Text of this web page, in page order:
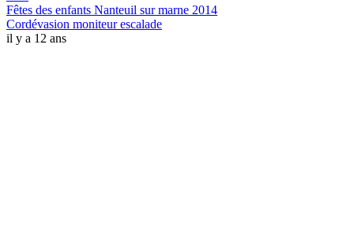
Fêtes des enfants Nanteuil sur marne 2014
Cordévasion moniteur escalade
il y a 12 ans